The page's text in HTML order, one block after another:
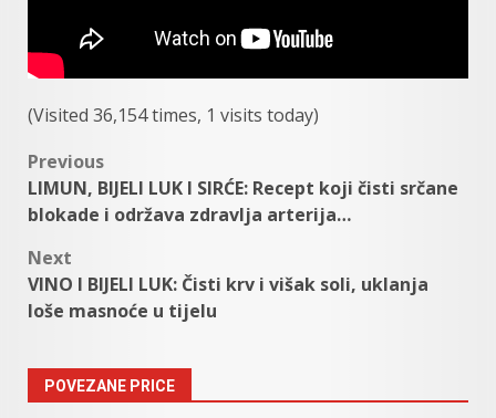
(Visited 36,154 times, 1 visits today)
Post
navigation
Previous
LIMUN, BIJELI LUK I SIRĆE: Recept koji čisti srčane
blokade i održava zdravlja arterija…
Next
VINO I BIJELI LUK: Čisti krv i višak soli, uklanja
loše masnoće u tijelu
POVEZANE PRICE